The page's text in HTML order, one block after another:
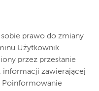
prawo do zmiany
Użytkownik
przez przesłanie
informacji zawierającej
Poinformowanie